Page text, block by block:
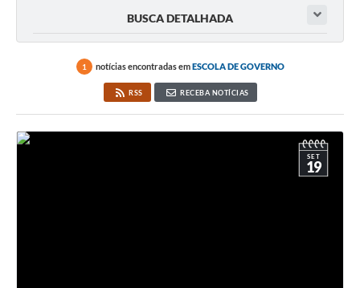
BUSCA DETALHADA
1 notícias encontradas emESCOLA DE GOVERNO
RSS RECEBA NOTÍCIAS
SET
19